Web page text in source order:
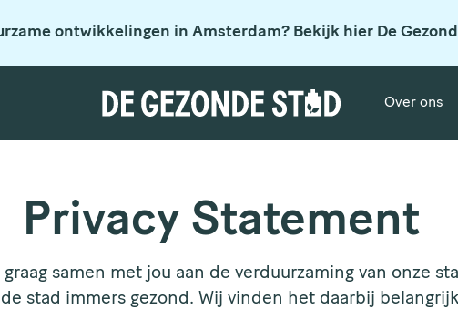
ontwikkelingen in Amsterdam? Bekijk hier De
Over ons
Privacy Statement
samen met jou aan de verduurzaming van onze
stad immers gezond. Wij vinden het daarbij